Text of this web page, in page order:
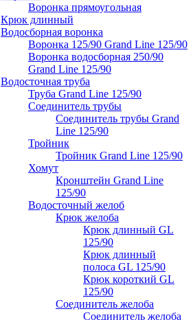
Воронка прямоугольная
Крюк длинный
Водосборная воронка
Воронка 125/90 Grand Line 125/90
Воронка водосборная 250/90
Grand Line 125/90
Водосточная труба
Труба Grand Line 125/90
Соединитель трубы
Соединитель трубы Grand
Line 125/90
Тройник
Тройник Grand Line 125/90
Хомут
Кронштейн Grand Line
125/90
Водосточный желоб
Крюк желоба
Крюк длинный GL
125/90
Крюк длинный
полоса GL 125/90
Крюк короткий GL
125/90
Соединитель желоба
Соединитель желоба